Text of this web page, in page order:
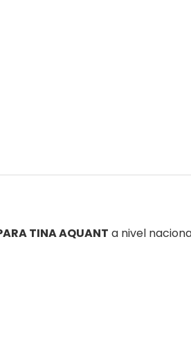
TINA AQUANT a nivel